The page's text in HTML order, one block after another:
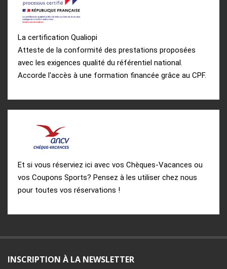
La certification Qualiopi
Atteste de la conformité des prestations proposées
avec les exigences qualité du référentiel national.
Accorde l'accès à une formation financée grâce au CPF.
Et si vous réserviez ici avec vos Chèques-Vacances ou
vos Coupons Sports? Pensez à les utiliser chez nous
pour toutes vos réservations !
INSCRIPTION À LA NEWSLETTER